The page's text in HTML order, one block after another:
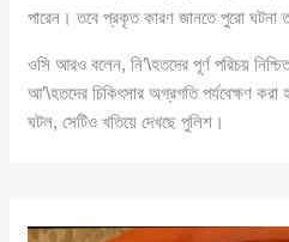
পারেন। তবে প্রকৃত কারণ জানতে পুরো ঘটনা
ওসি আরও বলেন, নি’\হতদের পূর্ণ পরিচয়
আ’\হতদের চিকিৎসার অগ্রগতি পর্যবেক্ষণ করা
ঘটল, সেটিও খতিয়ে দেখছে পুলিশ।